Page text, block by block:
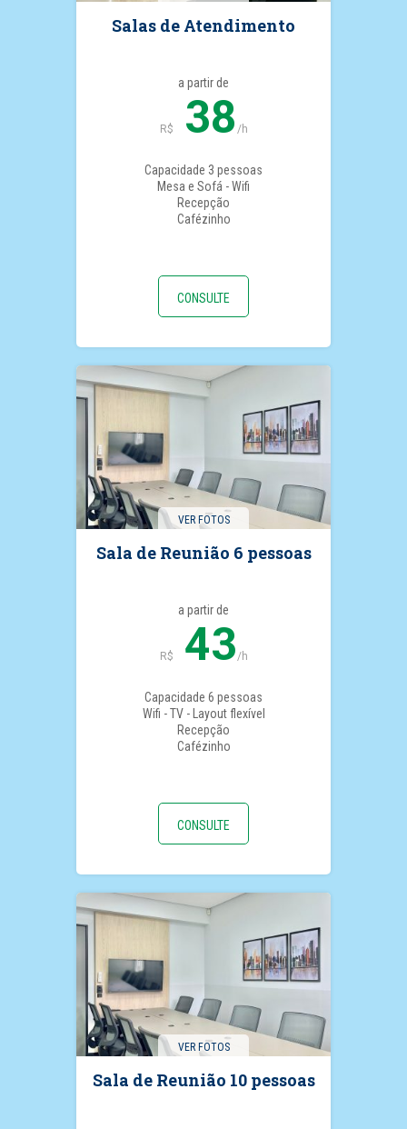
Salas de Atendimento
a partir de
R$ 38 /h
Capacidade 3 pessoas
Mesa e Sofá - Wifi
Recepção
Cafézinho
CONSULTE
VER FOTOS
Sala de Reunião 6 pessoas
a partir de
R$ 43/h
Capacidade 6 pessoas
Wifi - TV - Layout flexível
Recepção
Cafézinho
CONSULTE
VER FOTOS
Sala de Reunião 10 pessoas